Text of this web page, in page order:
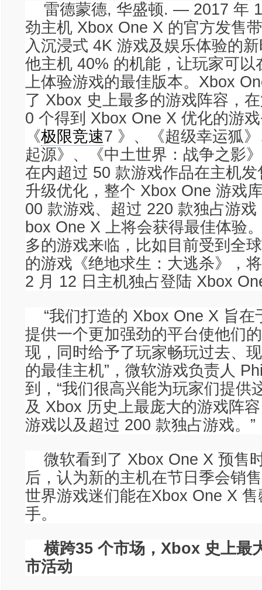
雷德蒙德, 华盛顿. — 2017 年
劲主机 Xbox One X 的官方发售
入沉浸式 4K 游戏及娱乐体验的
他主机 40% 的机能，让玩家可以
上体验游戏的最佳版本。Xbox
了 Xbox 史上最多的游戏阵容，
0 个得到 Xbox One X 优化的游
《极限竞速7 》、《超级幸运狐
起源》、《中土世界：战争之影
在内超过 50 款游戏作品在主机
升级优化，整个 Xbox One 游戏
00 款游戏、超过 220 款独占游
box One X 上将会获得最佳体验
多的游戏来临，比如目前受到全
的游戏《绝地求生：大逃杀》，
2 月 12 日主机独占登陆 Xbox
“我们打造的 Xbox One X 旨在
提供一个更加强劲的平台使他们
现，同时给予了玩家畅玩过去、
的最佳主机”，微软游戏负责人
到，“我们很高兴能为玩家们提供
及 Xbox 历史上最庞大的游戏阵
游戏以及超过 200 款独占游戏。”
微软看到了 Xbox One X 预售
后，认为新的主机在节日季会销
世界游戏迷们能在Xbox One X
手。
横跨35 个市场，Xbox 史上最
市活动